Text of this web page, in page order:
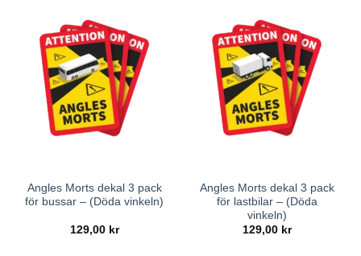
Angles Morts dekal 3 pack
för bussar – (Döda vinkeln)
129,00 kr
Angles Morts dekal 3 pack
för lastbilar – (Döda
vinkeln)
129,00 kr